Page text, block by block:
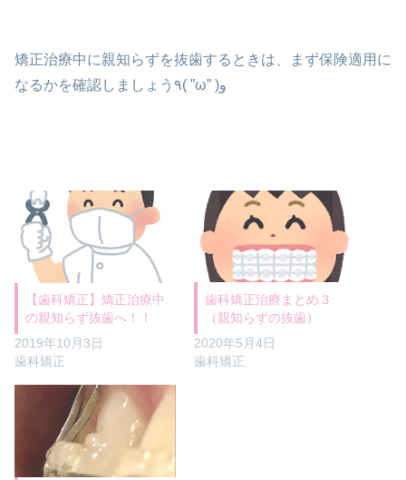
矯正治療中に親知らずを抜歯するときは、まず保険適用に
なるかを確認しましょう٩( ”ω” )و
【歯科矯正】矯正治療中
の親知らず抜歯へ！！
2019年10月3日
歯科矯正
歯科矯正治療まとめ３
（親知らずの抜歯）
2020年5月4日
歯科矯正